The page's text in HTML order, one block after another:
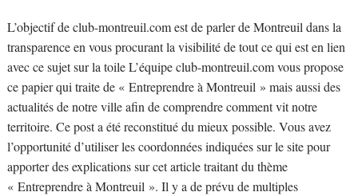
L’objectif de club-montreuil.com est de parler de Montreuil dans la
transparence en vous procurant la visibilité de tout ce qui est en lien
avec ce sujet sur la toile L’équipe club-montreuil.com vous propose
ce papier qui traite de « Entreprendre à Montreuil » mais aussi des
actualités de notre ville afin de comprendre comment vit notre
territoire. Ce post a été reconstitué du mieux possible. Vous avez
l’opportunité d’utiliser les coordonnées indiquées sur le site pour
apporter des explications sur cet article traitant du thème
« Entreprendre à Montreuil ». Il y a de prévu de multiples